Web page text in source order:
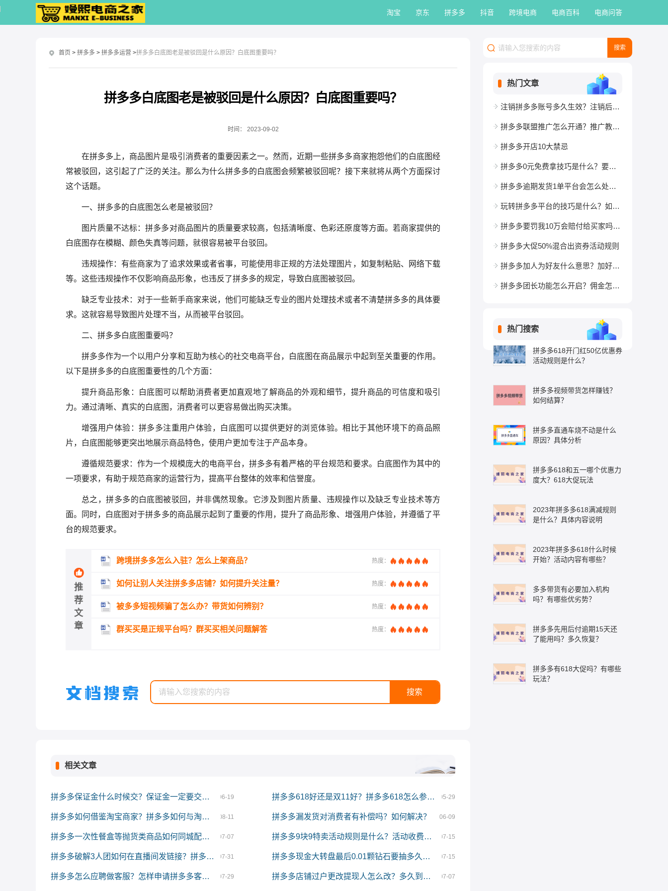
淘宝 京东 拼多多 抖音 跨境电商 电商百科 电商问答
首页 > 拼多多 > 拼多多运营 >拼多多白底图老是被驳回是什么原因？白底图重要吗？
拼多多白底图老是被驳回是什么原因？白底图重要吗？
时间： 2023-09-02
在拼多多上，商品图片是吸引消费者的重要因素之一。然而，近期一些拼多多商家抱怨他们的白底图经
常被驳回，这引起了广泛的关注。那么为什么拼多多的白底图会频繁被驳回呢？接下来就将从两个方面探讨
这个话题。
一、拼多多的白底图怎么老是被驳回？
图片质量不达标：拼多多对商品图片的质量要求较高，包括清晰度、色彩还原度等方面。若商家提供的
白底图存在模糊、颜色失真等问题，就很容易被平台驳回。
违规操作：有些商家为了追求效果或者省事，可能使用非正规的方法处理图片，如复制粘贴、网络下载
等。这些违规操作不仅影响商品形象，也违反了拼多多的规定，导致白底图被驳回。
缺乏专业技术：对于一些新手商家来说，他们可能缺乏专业的图片处理技术或者不清楚拼多多的具体要
求。这就容易导致图片处理不当，从而被平台驳回。
二、拼多多白底图重要吗？
拼多多作为一个以用户分享和互助为核心的社交电商平台，白底图在商品展示中起到至关重要的作用。
以下是拼多多的白底图重要性的几个方面：
提升商品形象：白底图可以帮助消费者更加直观地了解商品的外观和细节，提升商品的可信度和吸引
力。通过清晰、真实的白底图，消费者可以更容易做出购买决策。
增强用户体验：拼多多注重用户体验，白底图可以提供更好的浏览体验。相比于其他环境下的商品照
片，白底图能够更突出地展示商品特色，使用户更加专注于产品本身。
遵循规范要求：作为一个规模庞大的电商平台，拼多多有着严格的平台规范和要求。白底图作为其中的
一项要求，有助于规范商家的运营行为，提高平台整体的效率和信誉度。
总之，拼多多的白底图被驳回，并非偶然现象。它涉及到图片质量、违规操作以及缺乏专业技术等方
面。同时，白底图对于拼多多的商品展示起到了重要的作用，提升了商品形象、增强用户体验，并遵循了平
台的规范要求。
推
荐
文
章
跨境拼多多怎么入驻？怎么上架商品？ 热度：
如何让别人关注拼多多店铺？如何提升关注量？ 热度：
被多多短视频骗了怎么办？带货如何辨别？ 热度：
群买买是正规平台吗？群买买相关问题解答 热度：
相关文章
拼多多保证金什么时候交？保证金一定要交吗？ 06-19 拼多多618好还是双11好？拼多多618怎么参加？ 05-29
拼多多如何借鉴淘宝商家？拼多多如何与淘宝竞争？ 08-11 拼多多漏发货对消费者有补偿吗？如何解决？ 06-09
拼多多一次性餐盒等抛货类商品如何同城配送？ 07-07 拼多多9块9特卖活动规则是什么？活动收费吗？ 07-15
拼多多破解3人团如何在直播间发链接？拼多多3人团怎么拼团成功? 07-31 拼多多现金大转盘最后0.01颗钻石要抽多久？提现技巧是什么？ 07-15
拼多多怎么应聘做客服？怎样申请拼多多客服工作？ 07-29 拼多多店铺过户更改提现人怎么改？多久到账？ 07-07
热门文章
注销拼多多账号多久生效？注销后多久能重开？
拼多多联盟推广怎么开通？推广教程是什么？
拼多多开店10大禁忌
拼多多0元免费拿技巧是什么？要多少人？
拼多多逾期发货1单平台会怎么处罚？影响权重吗？
玩转拼多多平台的技巧是什么？如何做好运营？
拼多多要罚我10万会赔付给买家吗？不交有哪些后果？
拼多多大促50%混合出资券活动规则
拼多多加人为好友什么意思？加好友有什么用处？
拼多多团长功能怎么开启？佣金怎么设置？
热门搜索
拼多多618开门红50亿优惠券
活动规则是什么？
拼多多视频带货怎样赚钱？
如何结算？
拼多多直通车烧不动是什么
原因？具体分析
拼多多618和五一哪个优惠力
度大？618大促玩法
2023年拼多多618满减规则
是什么？具体内容说明
2023年拼多多618什么时候
开始？活动内容有哪些？
多多带货有必要加入机构
吗？有哪些优劣势？
拼多多先用后付逾期15天还
了能用吗？多久恢复？
拼多多有618大促吗？有哪些
玩法？